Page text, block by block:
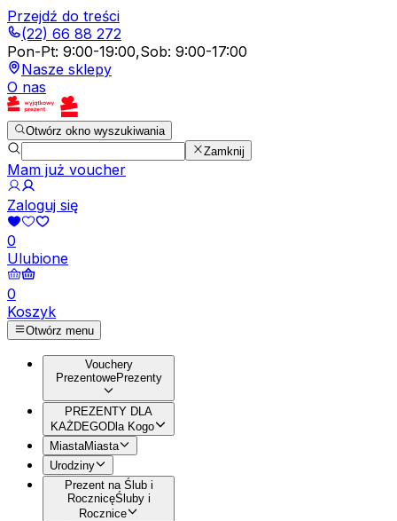
Przejdź do treści
(22) 66 88 272
Pon-Pt: 9:00-19:00,Sob: 9:00-17:00
Nasze sklepy
O nas
Otwórz okno wyszukiwania
Zamknij
Mam już voucher
Zaloguj się
0
Ulubione
0
Koszyk
Otwórz menu
Vouchery
PrezentowePrezenty
PREZENTY DLA
KAŻDEGODla Kogo
MiastaMiasta
Urodziny
Prezent na Ślub i
RocznicęŚluby i
Rocznice